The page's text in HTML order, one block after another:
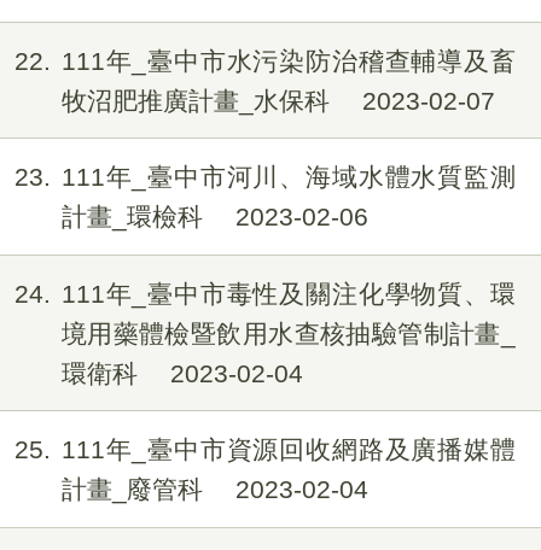
22
111年_臺中市水污染防治稽查輔導及畜
牧沼肥推廣計畫_水保科
2023-02-07
23
111年_臺中市河川、海域水體水質監測
計畫_環檢科
2023-02-06
24
111年_臺中市毒性及關注化學物質、環
境用藥體檢暨飲用水查核抽驗管制計畫_
環衛科
2023-02-04
25
111年_臺中市資源回收網路及廣播媒體
計畫_廢管科
2023-02-04